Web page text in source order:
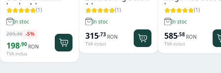
boabe 1 kg
(1)
In stoc
209,36 -5%
198,90 RON
TVA inclus
1 kg
(1)
In stoc
315,73 RON
TVA inclus
kg
(1)
In stoc
585,58 RON
TVA inclus